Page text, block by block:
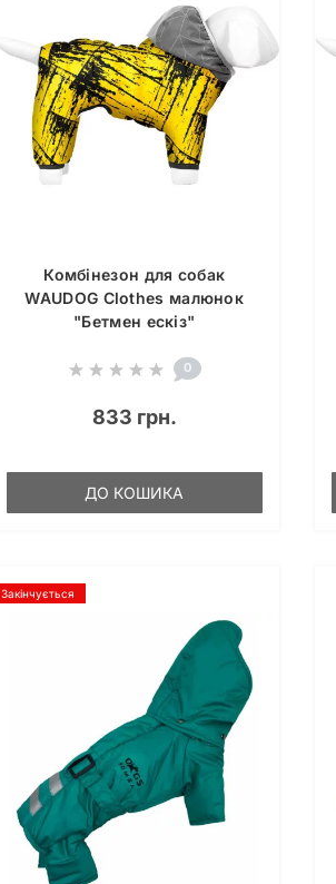
Комбінезон для собак
WAUDOG Clothes малюнок
"Бетмен ескіз"
0
833 грн.
ДО КОШИКА
Закінчується